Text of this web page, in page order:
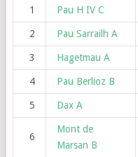
1 Pau H IV C
2 Pau Sarrailh A
3 Hagetmau A
4 Pau Berlioz B
5 Dax A
6
Mont de
Marsan B